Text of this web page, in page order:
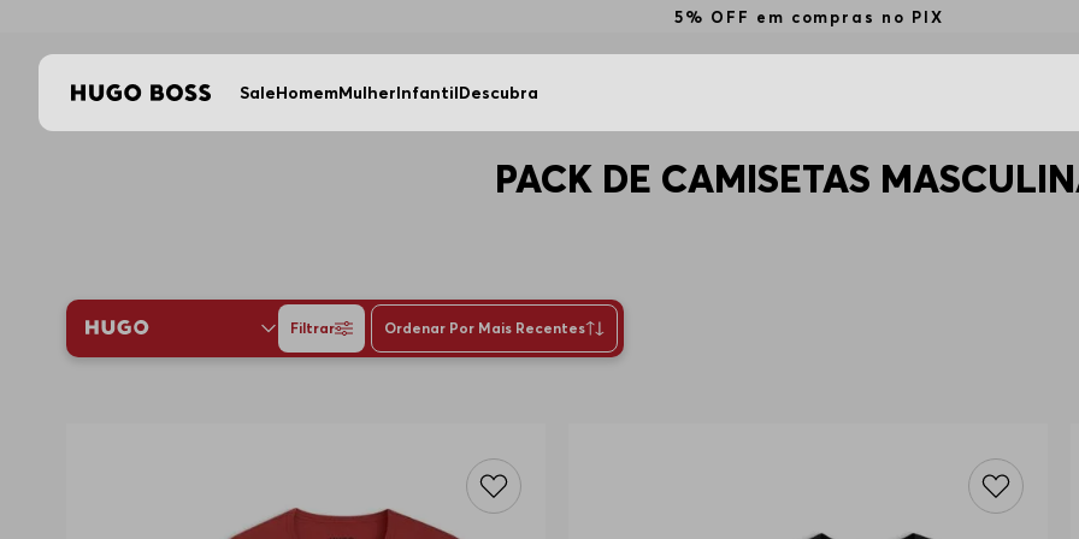
5% OFF em compras no PIX
SaleHomemMulherInfantilDescubra
PACK DE CAMISETAS
Filtrar Ordenar Por Mais Recentes